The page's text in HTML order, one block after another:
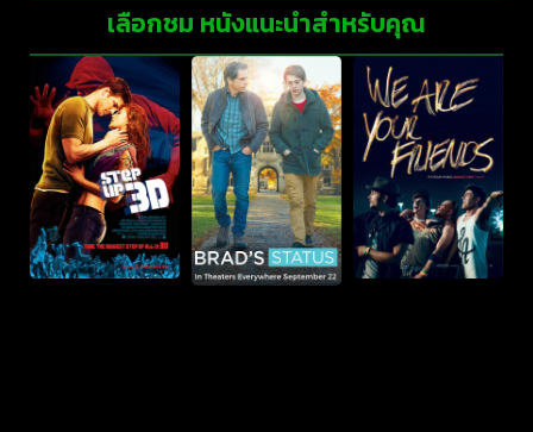
เลือกชม หนังแนะนำสำหรับคุณ